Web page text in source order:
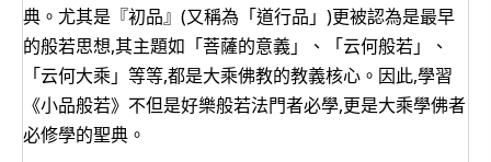
典。尤其是『初品』(又稱為「道行品」)更被認為是最早
的般若思想,其主題如「菩薩的意義」、「云何般若」、
「云何大乘」等等,都是大乘佛教的教義核心。因此,學習
《小品般若》不但是好樂般若法門者必學,更是大乘學佛者
必修學的聖典。